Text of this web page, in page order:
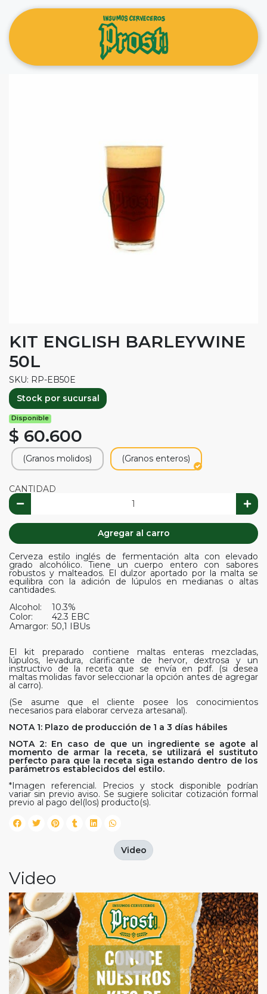
KIT ENGLISH BARLEYWINE
50L
SKU: RP-EB50E
Stock por sucursal
Disponible
$ 60.600
(Granos molidos) (Granos enteros)
CANTIDAD
Agregar al carro
Cerveza estilo inglés de fermentación alta con elevado
grado alcohólico. Tiene un cuerpo entero con sabores
robustos y malteados. El dulzor aportado por la malta se
equilibra con la adición de lúpulos en medianas o altas
cantidades.
Alcohol:
10.3%
Color:
42.3 EBC
Amargor: 50,1 IBUs
El kit preparado contiene maltas enteras mezcladas,
lúpulos, levadura, clarificante de hervor, dextrosa y un
instructivo de la receta que se envía en pdf. (si desea
maltas molidas favor seleccionar la opción antes de agregar
al carro).
(Se asume que el cliente posee los conocimientos
necesarios para elaborar cerveza artesanal).
NOTA 1: Plazo de producción de 1 a 3 días hábiles
NOTA 2: En caso de que un ingrediente se agote al
momento de armar la receta, se utilizará el sustituto
perfecto para que la receta siga estando dentro de los
parámetros establecidos del estilo.
*Imagen referencial. Precios y stock disponible podrían
variar sin previo aviso. Se sugiere solicitar cotización formal
previo al pago del(los) producto(s).
Video
Video